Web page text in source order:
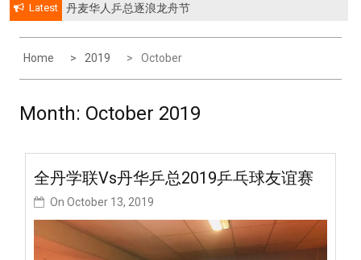
Latest 丹麦华人乒总逐浪龙舟节
丹华乒总第八届 “丹华杯” 友谊赛
Home 2019 October
Month: October 2019
全丹学联vs丹华乒总2019乒乓球友谊赛
On October 13, 2019